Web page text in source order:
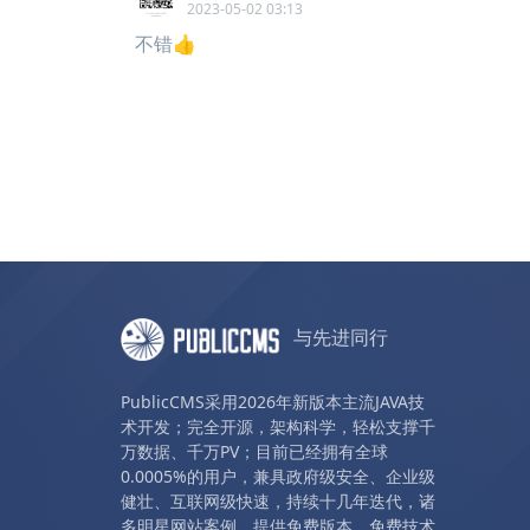
2023-05-02 03:13
不错👍
与先进同行
PublicCMS采用2026年新版本主流JAVA技
术开发；完全开源，架构科学，轻松支撑千
万数据、千万PV；目前已经拥有全球
0.0005%的用户，兼具政府级安全、企业级
健壮、互联网级快速，持续十几年迭代，诸